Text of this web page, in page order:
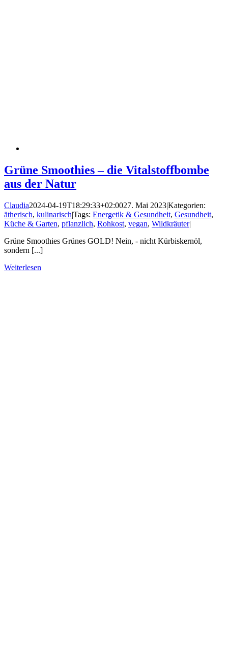
Grüne Smoothies – die Vitalstoffbombe
aus der Natur
Claudia2024-04-19T18:29:33+02:0027. Mai 2023|Kategorien:
ätherisch, kulinarisch|Tags: Energetik & Gesundheit, Gesundheit,
Küche & Garten, pflanzlich, Rohkost, vegan, Wildkräuter|
Grüne Smoothies Grünes GOLD! Nein, - nicht Kürbiskernöl,
sondern [...]
Weiterlesen